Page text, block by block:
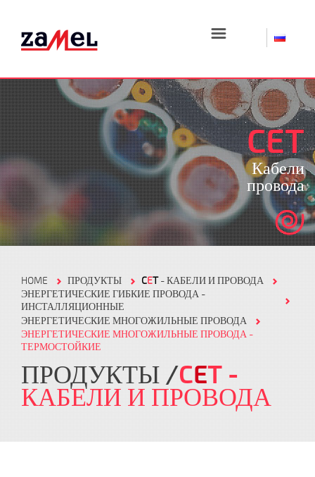
☰
CET
Кабели
провода
HOME ПРОДУКТЫ CET- КАБЕЛИ И ПРОВОДА
ЭНЕРГЕТИЧЕСКИЕ ГИБКИЕ ПРОВОДА -
ИНСТАЛЛЯЦИОННЫЕ
ЭНЕРГЕТИЧЕСКИЕ МНОГОЖИЛЬНЫЕ ПРОВОДА
ЭНЕРГЕТИЧЕСКИЕ МНОГОЖИЛЬНЫЕ ПРОВОДА -
ТЕРМОСТОЙКИЕ
ПРОДУКТЫ CET -
КАБЕЛИ И ПРОВОДА